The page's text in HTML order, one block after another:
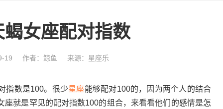
女座配对指数
19 作者：鲸鱼 来源：星座乐
指数是100。 很少星座能够配对100的，因为两个人的结合
就是罕见的配对指数100的组合，来看看他们的感情是怎